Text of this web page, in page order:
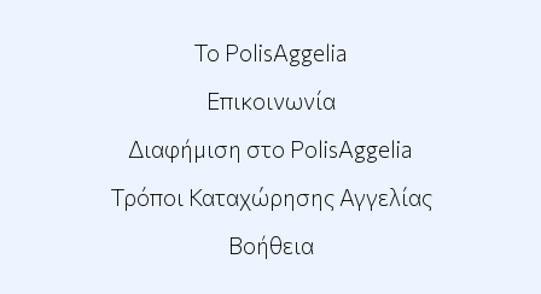
To PolisAggelia
Επικοινωνία
Διαφήμιση στο PolisAggelia
Τρόποι Καταχώρησης Αγγελίας
Βοήθεια